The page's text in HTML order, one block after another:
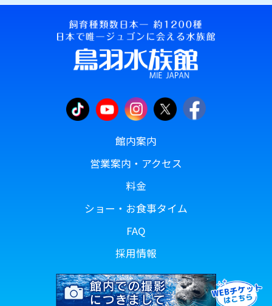
館内案内
営業案内・アクセス
料金
ショー・お食事タイム
FAQ
採用情報